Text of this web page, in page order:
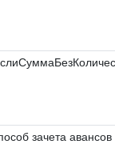
зачета